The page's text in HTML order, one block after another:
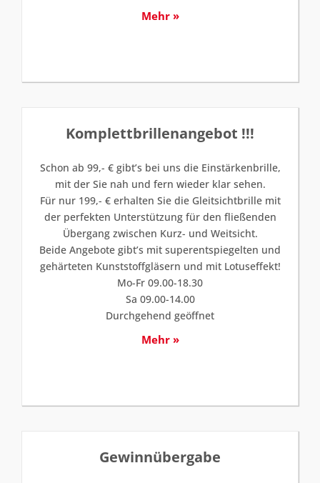
Mehr »
Komplettbrillenangebot !!!
Schon ab 99,- € gibt’s bei uns die Einstärkenbrille,
mit der Sie nah und fern wieder klar sehen.
Für nur 199,- € erhalten Sie die Gleitsichtbrille mit
der perfekten Unterstützung für den fließenden
Übergang zwischen Kurz- und Weitsicht.
Beide Angebote gibt’s mit superentspiegelten und
gehärteten Kunststoffgläsern und mit Lotuseffekt!
Mo-Fr 09.00-18.30
Sa 09.00-14.00
Durchgehend geöffnet
Mehr »
Gewinnübergabe